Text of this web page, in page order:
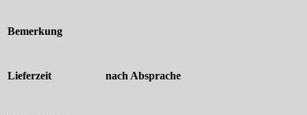
Bemerkung
Lieferzeit nach Absprache